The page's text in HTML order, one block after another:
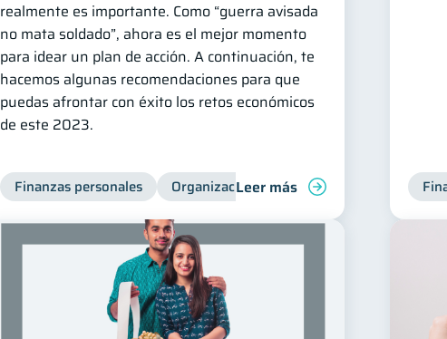
realmente es importante. Como “guerra avisada
no mata soldado”, ahora es el mejor momento
para idear un plan de acción. A continuación, te
hacemos algunas recomendaciones para que
puedas afrontar con éxito los retos económicos
de este 2023.
Finanzas personales Organización Financiera Educación
Leer más